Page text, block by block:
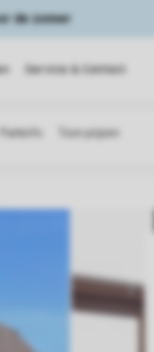
de zomer
Service & Contact